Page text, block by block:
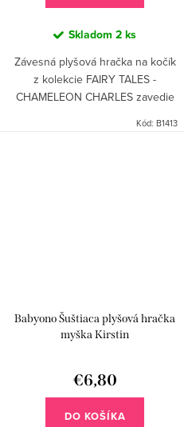
Skladom 2 ks
Závesná plyšová hračka na kočík
z kolekcie FAIRY TALES -
CHAMELEON CHARLES zavedie
farieb, zvukov a tvarov. Vďaka
Kód: B1413
Babyono Šuštiaca plyšová hračka
myška Kirstin
€6,80
DO KOŠÍKA